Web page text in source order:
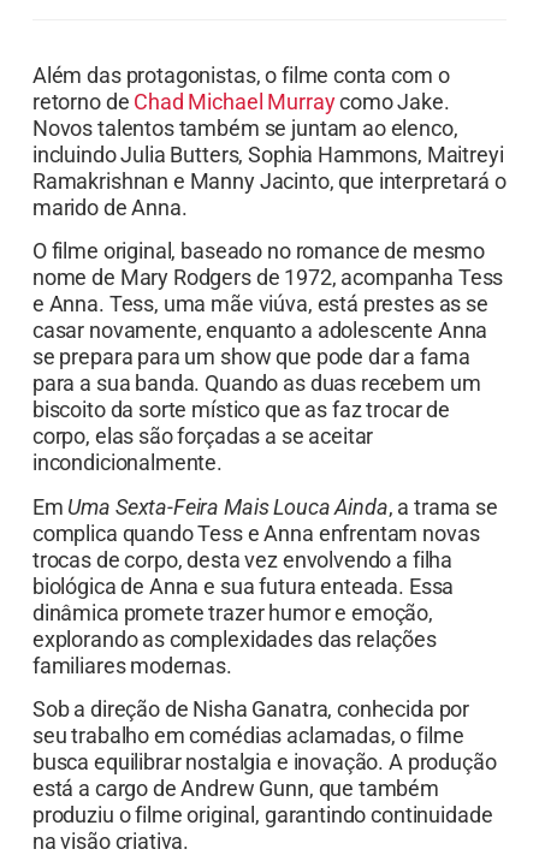
Além das protagonistas, o filme conta com o
retorno de Chad Michael Murraycomo Jake.
Novos talentos também se juntam ao elenco,
incluindo Julia Butters, Sophia Hammons, Maitreyi
Ramakrishnan e Manny Jacinto, que interpretará o
marido de Anna.
O filme original, baseado no romance de mesmo
nome de Mary Rodgers de 1972, acompanha Tess
e Anna. Tess, uma mãe viúva, está prestes as se
casar novamente, enquanto a adolescente Anna
se prepara para um show que pode dar a fama
para a sua banda. Quando as duas recebem um
biscoito da sorte místico que as faz trocar de
corpo, elas são forçadas a se aceitar
incondicionalmente.
Em Uma Sexta-Feira Mais Louca Ainda, a trama se
complica quando Tess e Anna enfrentam novas
trocas de corpo, desta vez envolvendo a filha
biológica de Anna e sua futura enteada. Essa
dinâmica promete trazer humor e emoção,
explorando as complexidades das relações
familiares modernas.
Sob a direção de Nisha Ganatra, conhecida por
seu trabalho em comédias aclamadas, o filme
busca equilibrar nostalgia e inovação. A produção
está a cargo de Andrew Gunn, que também
produziu o filme original, garantindo continuidade
na visão criativa.